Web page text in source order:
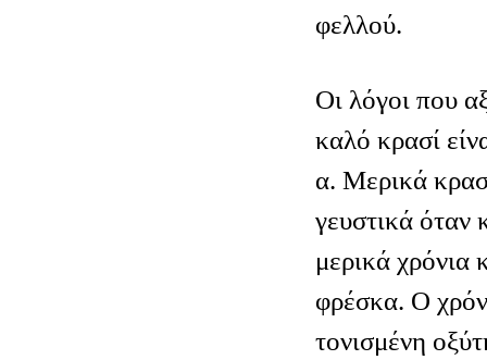
φελλού.
Οι λόγοι που
καλό κρασί
α. Μερικά
γευστικά όταν
μερικά χρόνια
φρέσκα. Ο
τονισμένη